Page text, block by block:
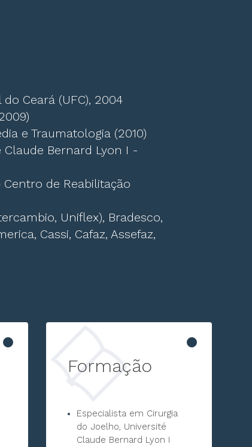
Ceará (UFC), 2004
e Traumatologia (2010)
Bernard Lyon I -
de Reabilitação
Uniflex), Bradesco,
Cassi, Cafaz, Assefaz,
Formação
Especialista em Cirurgia
do Joelho, Université
Claude Bernard Lyon I